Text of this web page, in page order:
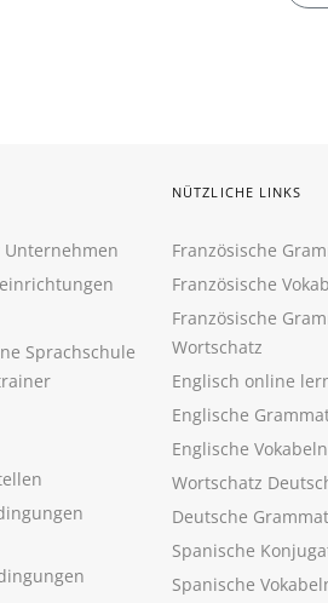
Sprachschule
NÜTZLICHE LINKS
Französische
Französische
Französische
Wortschatz
Englisch online
Englische
Englische Vokabeln
Wortschatz
Deutsche
Spanische
Spanische